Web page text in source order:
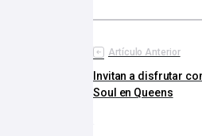
Artículo Anterior
Invitan a disfrutar
Soul en Queens